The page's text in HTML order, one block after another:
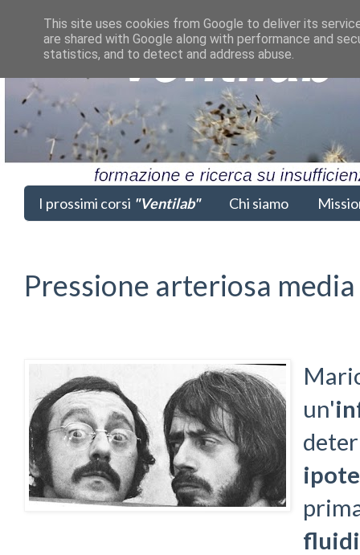
I prossimi corsi "Ventilab" Chi siamo
Pressione arteriosa
un'
fluidi
This site uses cookies from Google to deliver its
are shared with Google along with performance and
statistics, and to detect and address abuse.